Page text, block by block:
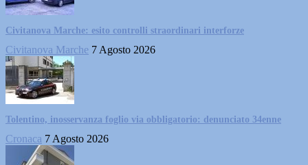
Civitanova Marche: esito controlli straordinari interforze
Civitanova Marche 7 Agosto 2026
Tolentino, inosservanza foglio via obbligatorio: denunciato 34enne
Cronaca 7 Agosto 2026